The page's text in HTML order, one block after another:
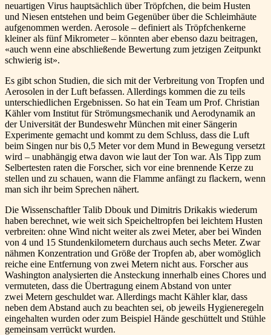
neuartigen Virus hauptsächlich über Tröpfchen, die beim Husten
und Niesen entstehen und beim Gegenüber über die Schleimhäute
aufgenommen werden. Aerosole – definiert als Tröpfchenkerne
kleiner als fünf Mikrometer – könnten aber ebenso dazu beitragen,
«auch wenn eine abschließende Bewertung zum jetzigen Zeitpunkt
schwierig ist».
Es gibt schon Studien, die sich mit der Verbreitung von Tropfen und
Aerosolen in der Luft befassen. Allerdings kommen die zu teils
unterschiedlichen Ergebnissen. So hat ein Team um Prof. Christian
Kähler vom Institut für Strömungsmechanik und Aerodynamik an
der Universität der Bundeswehr München mit einer Sängerin
Experimente gemacht und kommt zu dem Schluss, dass die Luft
beim Singen nur bis 0,5 Meter vor dem Mund in Bewegung versetzt
wird – unabhängig etwa davon wie laut der Ton war. Als Tipp zum
Selbertesten raten die Forscher, sich vor eine brennende Kerze zu
stellen und zu schauen, wann die Flamme anfängt zu flackern, wenn
man sich ihr beim Sprechen nähert.
Die Wissenschaftler Talib Dbouk und Dimitris Drikakis wiederum
haben berechnet, wie weit sich Speicheltropfen bei leichtem Husten
verbreiten: ohne Wind nicht weiter als zwei Meter, aber bei Winden
von 4 und 15 Stundenkilometern durchaus auch sechs Meter. Zwar
nähmen Konzentration und Größe der Tropfen ab, aber womöglich
reiche eine Entfernung von zwei Metern nicht aus. Forscher aus
Washington analysierten die Ansteckung innerhalb eines Chores und
vermuteten, dass die Übertragung einem Abstand von unter
zwei Metern geschuldet war. Allerdings macht Kähler klar, dass
neben dem Abstand auch zu beachten sei, ob jeweils Hygieneregeln
eingehalten wurden oder zum Beispiel Hände geschüttelt und Stühle
gemeinsam verrückt wurden.